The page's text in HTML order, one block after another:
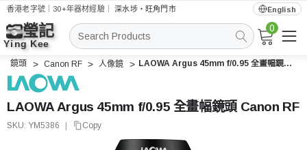
香港老字號｜30+年器材經驗｜深水埗・旺角門市 English
搜
0
鏡頭 Canon RF 人像鏡 LAOWA Argus 45mm f/0.95 全畫幅鏡頭 Canon RF
LAOWA Argus 45mm f/0.95 全畫幅鏡頭 Canon RF
SKU: YM5386 Copy